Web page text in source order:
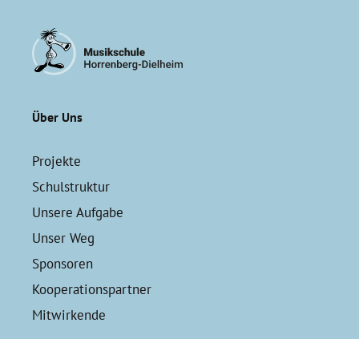
Über Uns
Projekte
Schulstruktur
Unsere Aufgabe
Unser Weg
Sponsoren
Kooperationspartner
Mitwirkende